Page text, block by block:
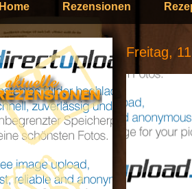
Home Rezensionen
Freitag,